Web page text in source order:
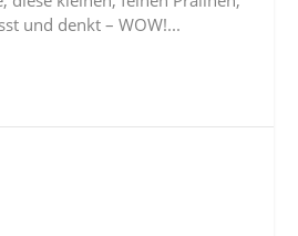
und denkt – WOW!...